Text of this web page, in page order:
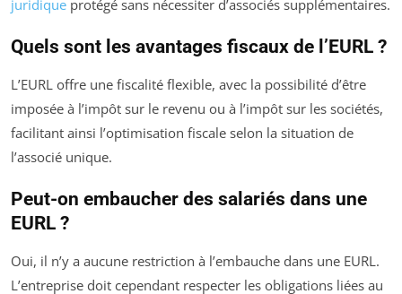
juridique protégé sans nécessiter d’associés supplémentaires.
Quels sont les avantages fiscaux de l’EURL ?
L’EURL offre une fiscalité flexible, avec la possibilité d’être
imposée à l’impôt sur le revenu ou à l’impôt sur les sociétés,
facilitant ainsi l’optimisation fiscale selon la situation de
l’associé unique.
Peut-on embaucher des salariés dans une
EURL ?
Oui, il n’y a aucune restriction à l’embauche dans une EURL.
L’entreprise doit cependant respecter les obligations liées au